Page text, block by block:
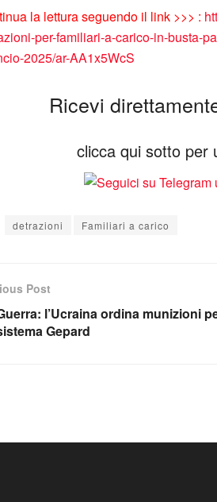
la lettura seguendo il link >>> :
per-familiari-a-carico-in-busta-
2025/ar-AA1x5WcS
Ricevi
clicca qui sotto per
detrazioni Familiari a carico
Post
l’Ucraina ordina munizioni
Gepard